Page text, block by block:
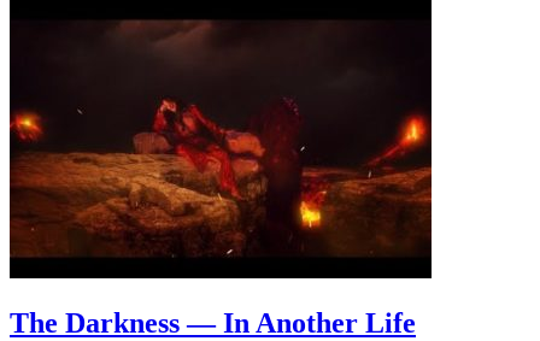
The Darkness — In Another Life